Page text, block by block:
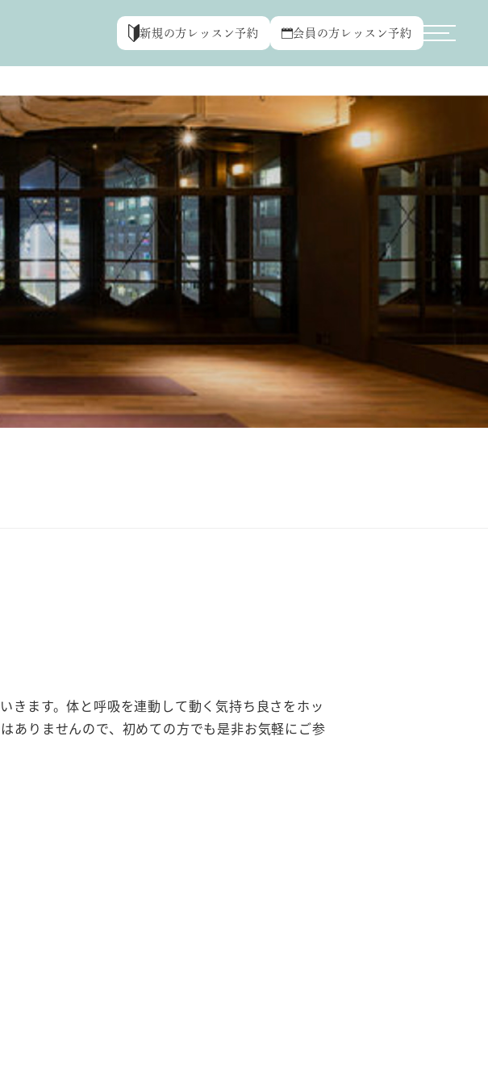
新規の方レッスン予約 会員の方レッスン予約
きます。体と呼吸を連動して動く気持ち良さをホッ
ありませんので、初めての方でも是非お気軽にご参